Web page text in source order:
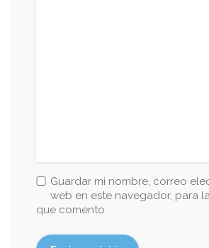
Guardar mi nombre, correo
web en este navegador, para
que comento.